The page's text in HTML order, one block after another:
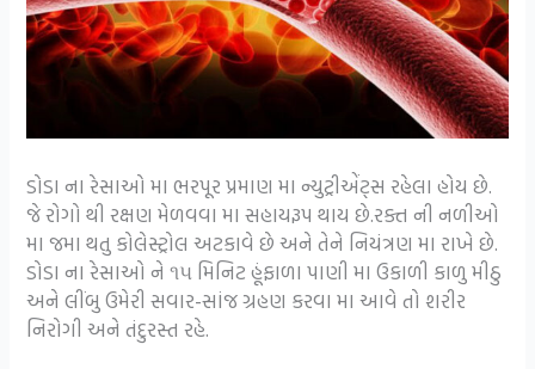
ડોડા ના રેસાઓ મા ભરપૂર પ્રમાણ મા ન્યુટ્રીએંટ્સ રહેલા હોય છે.
જે રોગો થી રક્ષણ મેળવવા મા સહાયરૂપ થાય છે.રક્ત ની નળીઓ
મા જમા થતુ કોલેસ્ટ્રોલ અટકાવે છે અને તેને નિયંત્રણ મા રાખે છે.
ડોડા ના રેસાઓ ને ૧૫ મિનિટ હૂંફાળા પાણી મા ઉકાળી કાળુ મીઠુ
અને લીંબુ ઉમેરી સવાર-સાંજ ગ્રહણ કરવા મા આવે તો શરીર
નિરોગી અને તંદુરસ્ત રહે.